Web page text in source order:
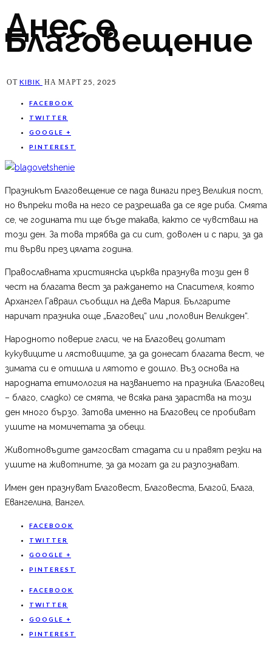
Днес е
Благовещение
ОТ KIBIK НА МАРТ 25, 2025
FACEBOOK
TWITTER
GOOGLE +
PINTEREST
Празникът Благовещение се пада винаги през Великия пост,
но въпреки това на него се разрешава да се яде риба. Смята
се, че годината ти ще бъде такава, както се чувстваш на
този ден. За това трябва да си сит, доволен и с пари, за да
ти върви през цялата година.
Православната християнска църква празнува този ден в
чест на благата вест за раждането на Спасителя, която
Архангел Гавраил съобщил на Дева Мария. Българите
наричат празника още „Благовец“ или „половин Великден“.
Народното поверие гласи, че на Благовец долитат
кукувиците и лястовиците, за да донесат благата вест, че
зимата си е отишла и лятото е дошло. Въз основа на
народната етимология на названието на празника (Благовец
– благо, сладко) се смята, че всяка рана зараства на този
ден много бързо. Затова именно на Благовец се пробиват
ушите на момичетата за обеци.
Животновъдите дамгосват стадата си и правят резки на
ушите на животните, за да могат да ги разпознават.
Имен ден празнуват Благовест, Благовеста, Благой, Блага,
Евангелина, Вангел.
FACEBOOK
TWITTER
GOOGLE +
PINTEREST
FACEBOOK
TWITTER
GOOGLE +
PINTEREST